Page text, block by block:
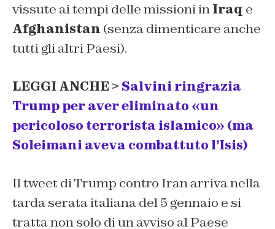
vissute ai tempi delle missioni inIraq e
Afghanistan (senza dimenticare anche
tutti gli altri Paesi).
LEGGI ANCHE > Salvini ringrazia
Trump per aver eliminato «un
pericoloso terrorista islamico» (ma
Soleimani aveva combattuto l’Isis)
Il tweet di Trump contro Iran arriva nella
tarda serata italiana del 5 gennaio e si
tratta non solo di un avviso al Paese